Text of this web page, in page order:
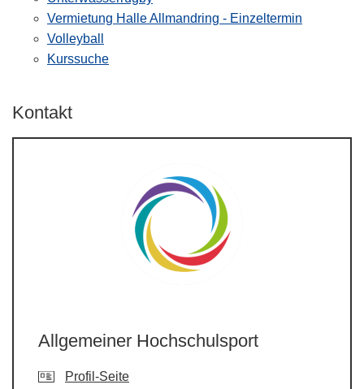
Vermietung Halle Allmandring - Einzeltermin
Volleyball
Kurssuche
Kontakt
Allgemeiner Hochschulsport
Profil-Seite